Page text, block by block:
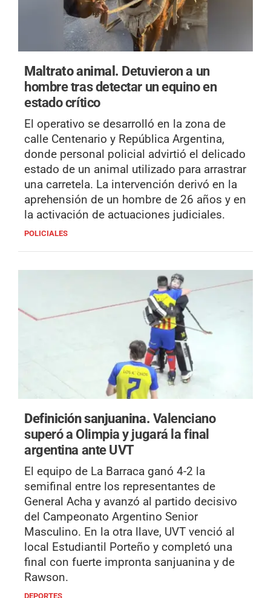
Maltrato animal. Detuvieron a un
hombre tras detectar un equino en
estado crítico
El operativo se desarrolló en la zona de
calle Centenario y República Argentina,
donde personal policial advirtió el delicado
estado de un animal utilizado para arrastrar
una carretela. La intervención derivó en la
aprehensión de un hombre de 26 años y en
la activación de actuaciones judiciales.
POLICIALES
Definición sanjuanina. Valenciano
superó a Olimpia y jugará la final
argentina ante UVT
El equipo de La Barraca ganó 4-2 la
semifinal entre los representantes de
General Acha y avanzó al partido decisivo
del Campeonato Argentino Senior
Masculino. En la otra llave, UVT venció al
local Estudiantil Porteño y completó una
final con fuerte impronta sanjuanina y de
Rawson.
DEPORTES